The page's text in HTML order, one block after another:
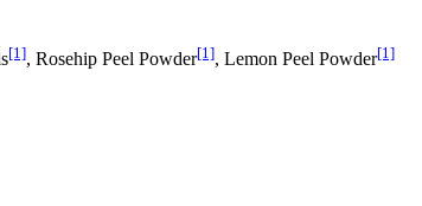
[1], Rosehip Peel Powder[1], Lemon Peel Powder[1]